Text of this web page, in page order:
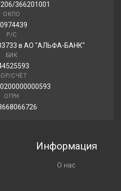
366201001
ОКПО
Р/С
в АО "АЛЬФА-БАНК"
БИК
СЧЁТ
ОГРН
Информация
О нас